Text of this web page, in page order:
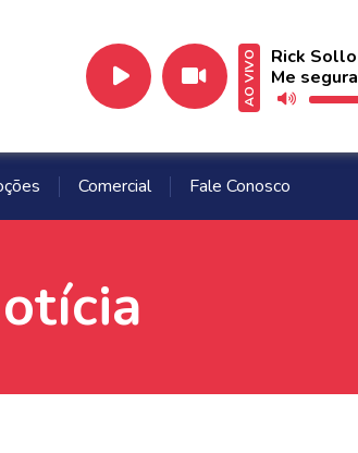
AO VIVO
Rick Sollo
Me segura
Comercial Fale Conosco